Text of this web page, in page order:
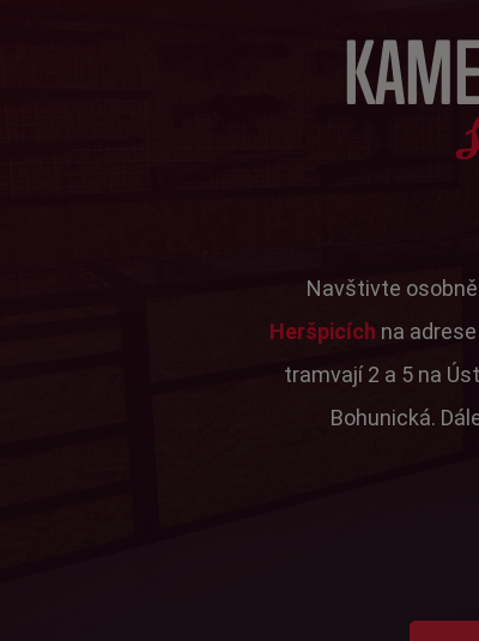
Navštivte
Heršpicích na adrese
tramvají 2 a 5 na
Bohunická.